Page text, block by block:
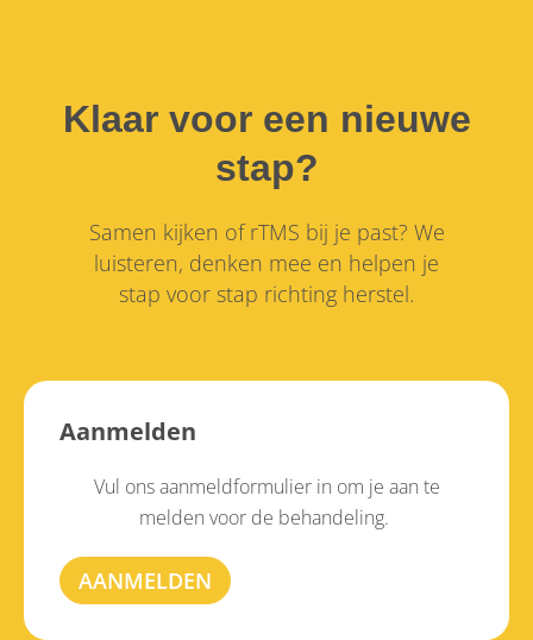
Klaar voor een nieuwe
stap?
Samen kijken of rTMS bij je past? We
luisteren, denken mee en helpen je
stap voor stap richting herstel.
Aanmelden
Vul ons aanmeldformulier in om je aan te
melden voor de behandeling.
AANMELDEN